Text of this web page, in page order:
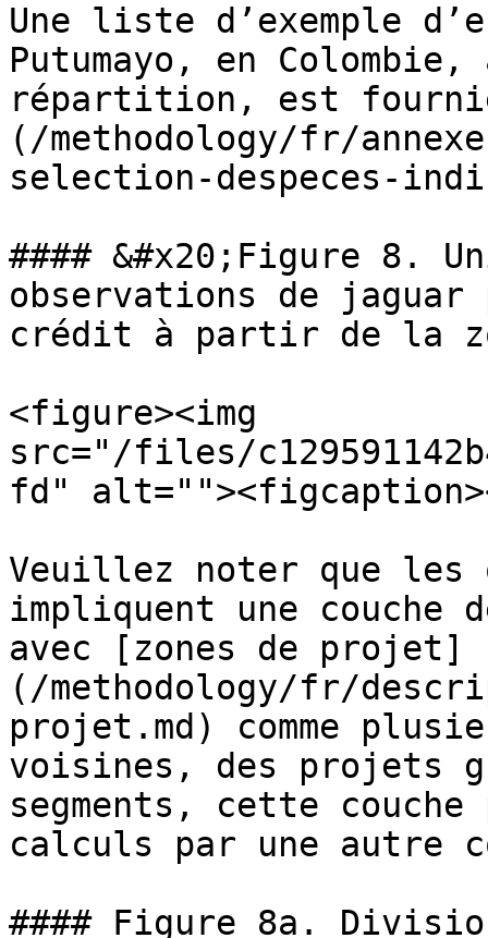
Une liste d’exemple
Putumayo, en
répartition, est
(/methodology/fr/
selection-despeces-
#### &#x20;Figure 8.
observations de
crédit à partir de la
<figure><img
src="/files/
fd"
Veuillez noter que les
impliquent une couche
avec [zones de projet]
(/methodology/fr/
projet.md) comme
voisines, des projets
segments, cette
calculs par une autre
#### Figure 8a.